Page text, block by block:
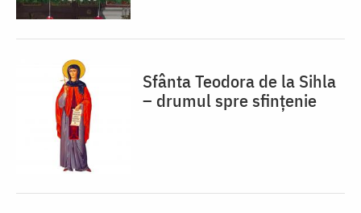
Sfânta Teodora de la Sihla
– drumul spre sfințenie